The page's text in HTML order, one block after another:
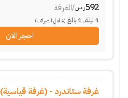
592ر.س/الغرفة
1 ليلة,
1 بالغ (شامل الضرائب)
احجز الان
غرفة ستاندرد - (غرفة قياسية)